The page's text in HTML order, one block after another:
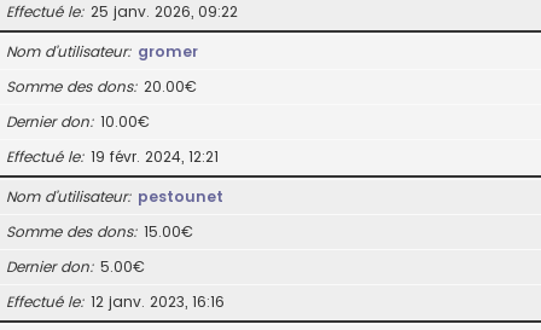
Effectué le 25 janv. 2026, 09:22
Nom d’utilisateur gromer
Somme des dons 20.00€
Dernier don 10.00€
Effectué le 19 févr. 2024, 12:21
Nom d’utilisateur pestounet
Somme des dons 15.00€
Dernier don 5.00€
Effectué le 12 janv. 2023, 16:16